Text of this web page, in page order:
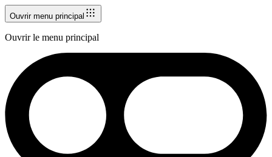
Ouvrir menu principal
Ouvrir le menu principal